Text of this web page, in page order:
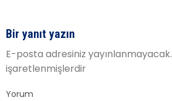
Bir yanıt yazın
E-posta adresiniz yayınlanmayacak.
işaretlenmişlerdir
Yorum